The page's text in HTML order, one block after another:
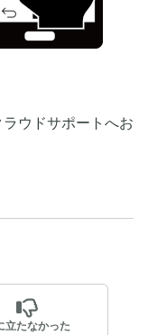
ウドサポートへお
立たなかった